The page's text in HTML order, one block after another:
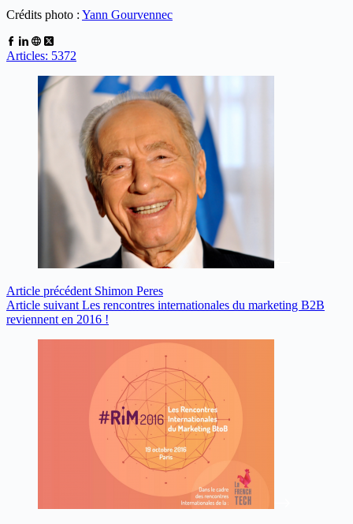
Crédits photo : Yann Gourvennec
Articles: 5372
Article précédent Shimon Peres
Article suivant Les rencontres internationales du marketing B2B
reviennent en 2016 !